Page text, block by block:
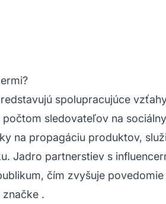
spolupracujúce
sledovateľov na
na propagáciu produktov,
Jadro partnerstiev s
čím zvyšuje
značke .